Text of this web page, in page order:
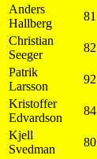
Anders
Hallberg
81
Christian
Seeger
82
Patrik
Larsson
92
Kristoffer
Edvardson
84
Kjell
Svedman
80